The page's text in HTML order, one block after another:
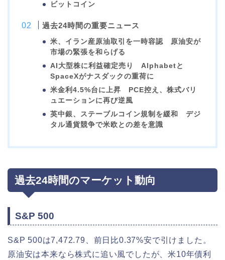
ビットコイン
過去24時間の重要ニュース
米、イラン産原油取引を一時容認 原油安が
市場の緊張を和らげる
AI大型株に利益確定売り Alphabetと
SpaceXがナスダックの重荷に
米金利4.5%台に上昇 PCE控え、株式バリ
ュエーションに再び逆風
英中銀、ステーブルコイン規制を緩和 デジ
タル通貨競争で米欧との差を意識
過去24時間のマーケット動向
S&P 500
S&P 500は7,472.79、前日比0.37%安で引けました。
原油安は本来なら株式に追い風でしたが、米10年債利